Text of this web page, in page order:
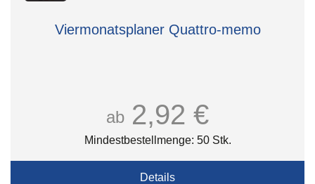
Viermonatsplaner Quattro-memo
ab 2,92 €
Mindestbestellmenge: 50 Stk.
Details